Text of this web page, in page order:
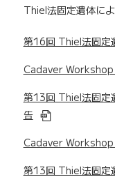
Thiel法固定遺体に
第16回 Thiel法固定
Cadaver
第13回 Thiel法固定
告
Cadaver
第13回 Thiel法固定